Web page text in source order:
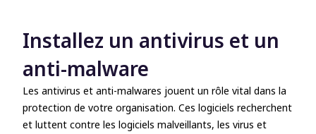
Installez un antivirus et un
anti-malware
Les antivirus et anti-malwares jouent un rôle vital dans la
protection de votre organisation. Ces logiciels recherchent
et luttent contre les logiciels malveillants, les virus et